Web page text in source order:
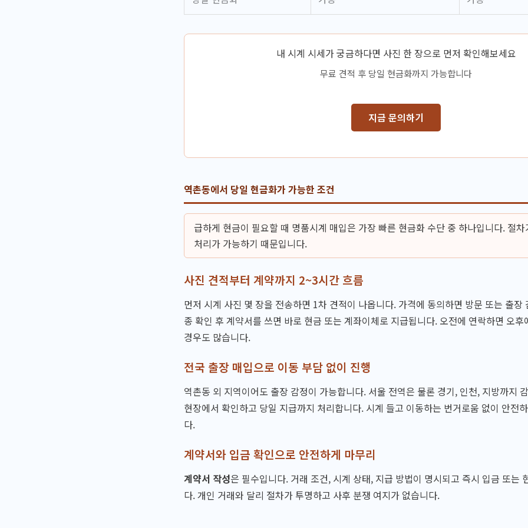
내 시계 시세가 궁금하다면 사진 한 장으로 먼저 확인해보세요
무료 견적 후 당일 현금화까지 가능합니다
지금 문의하기
역촌동에서 당일 현금화가 가능한 조건
급하게 현금이 필요할 때 명품시계 매입은 가장 빠른 현금화 수단 중 하나입니다. 절
처리가 가능하기 때문입니다.
사진 견적부터 계약까지 2~3시간 흐름
먼저 시계 사진 몇 장을 전송하면 1차 견적이 나옵니다. 가격에 동의하면 방문 또는 출장
종 확인 후 계약서를 쓰면 바로 현금 또는 계좌이체로 지급됩니다. 오전에 연락하면 오후
경우도 많습니다.
전국 출장 매입으로 이동 부담 없이 진행
역촌동 외 지역이어도 출장 감정이 가능합니다. 서울 전역은 물론 경기, 인천, 지방까지
현장에서 확인하고 당일 지급까지 처리합니다. 시계 들고 이동하는 번거로움 없이 안전
다.
계약서와 입금 확인으로 안전하게 마무리
계약서 작성은 필수입니다. 거래 조건, 시계 상태, 지급 방법이 명시되고 즉시 입금 또는
다. 개인 거래와 달리 절차가 투명하고 사후 분쟁 여지가 없습니다.